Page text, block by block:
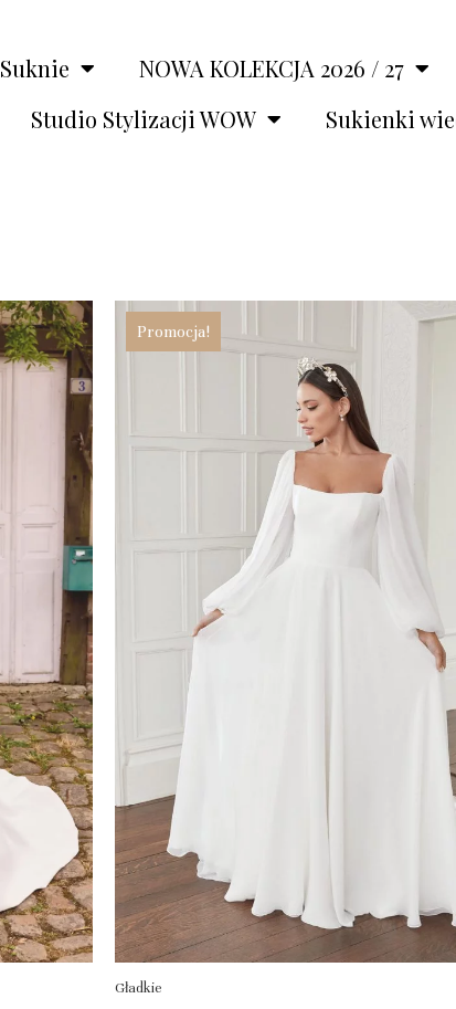
Suknie NOWA KOLEKCJA 2026 / 27
Studio Stylizacji WOW
Sukienki
Promocja!
Gładkie